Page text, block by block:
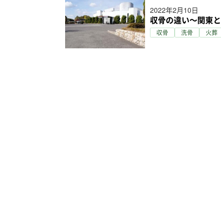
2022年2月10日
収骨の違い～関東
収骨 洗骨 火葬